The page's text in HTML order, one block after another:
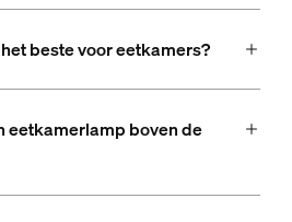
beste voor eetkamers?
eetkamerlamp boven de